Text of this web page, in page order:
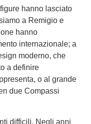
hanno lasciato
a Remigio e
hanno
internazionale; a
moderno, che
a definire
o al grande
due Compassi
difficili. Negli anni